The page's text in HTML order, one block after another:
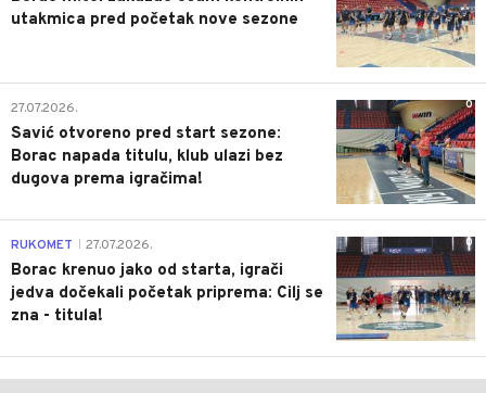
utakmica pred početak nove sezone
0
27.07.2026.
Savić otvoreno pred start sezone:
Borac napada titulu, klub ulazi bez
dugova prema igračima!
0
RUKOMET 27.07.2026.
Borac krenuo jako od starta, igrači
jedva dočekali početak priprema: Cilj se
zna - titula!